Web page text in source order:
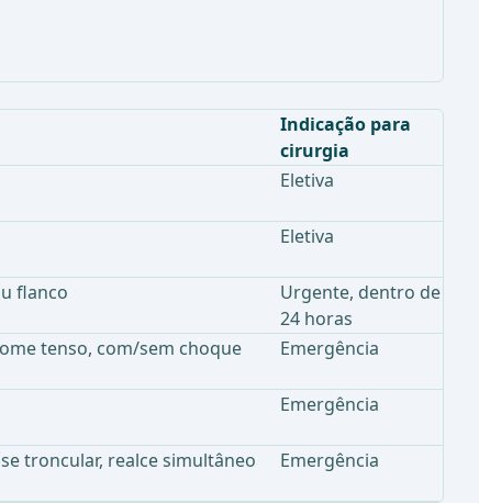
Indicação para
cirurgia
Eletiva
Eletiva
flanco
Urgente, dentro de
24 horas
tenso, com/sem choque
Emergência
Emergência
troncular, realce simultâneo
Emergência